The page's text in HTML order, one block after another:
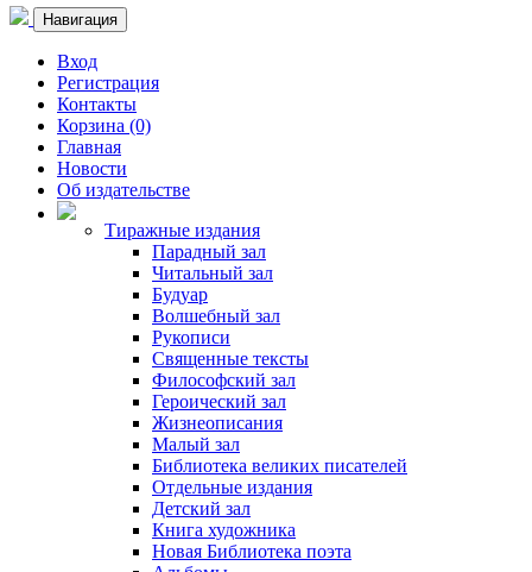
Навигация
Вход
Регистрация
Контакты
Корзина (0)
Главная
Новости
Об издательстве
Тиражные издания
Парадный зал
Читальный зал
Будуар
Волшебный зал
Рукописи
Священные тексты
Философский зал
Героический зал
Жизнеописания
Малый зал
Библиотека великих писателей
Отдельные издания
Детский зал
Книга художника
Новая Библиотека поэта